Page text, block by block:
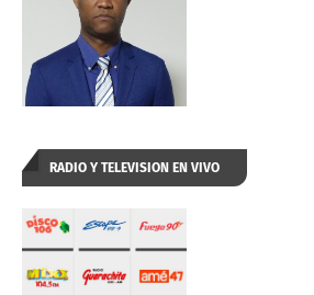
RADIO Y TELEVISION EN VIVO